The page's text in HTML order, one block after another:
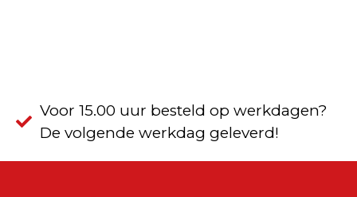
Voor 15.00 uur besteld op werkdagen?
De volgende werkdag geleverd!